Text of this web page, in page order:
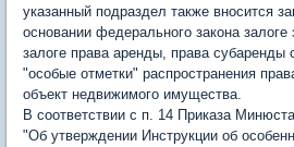
указанный подраздел также вносится
основании федерального закона залоге
залоге права аренды, права субаренды
"особые отметки" распространения
объект недвижимого имущества.
В соответствии с п. 14 Приказа
"Об утверждении Инструкции об